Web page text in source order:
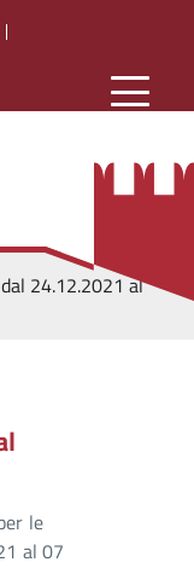
24.12.2021 al
le
al 07